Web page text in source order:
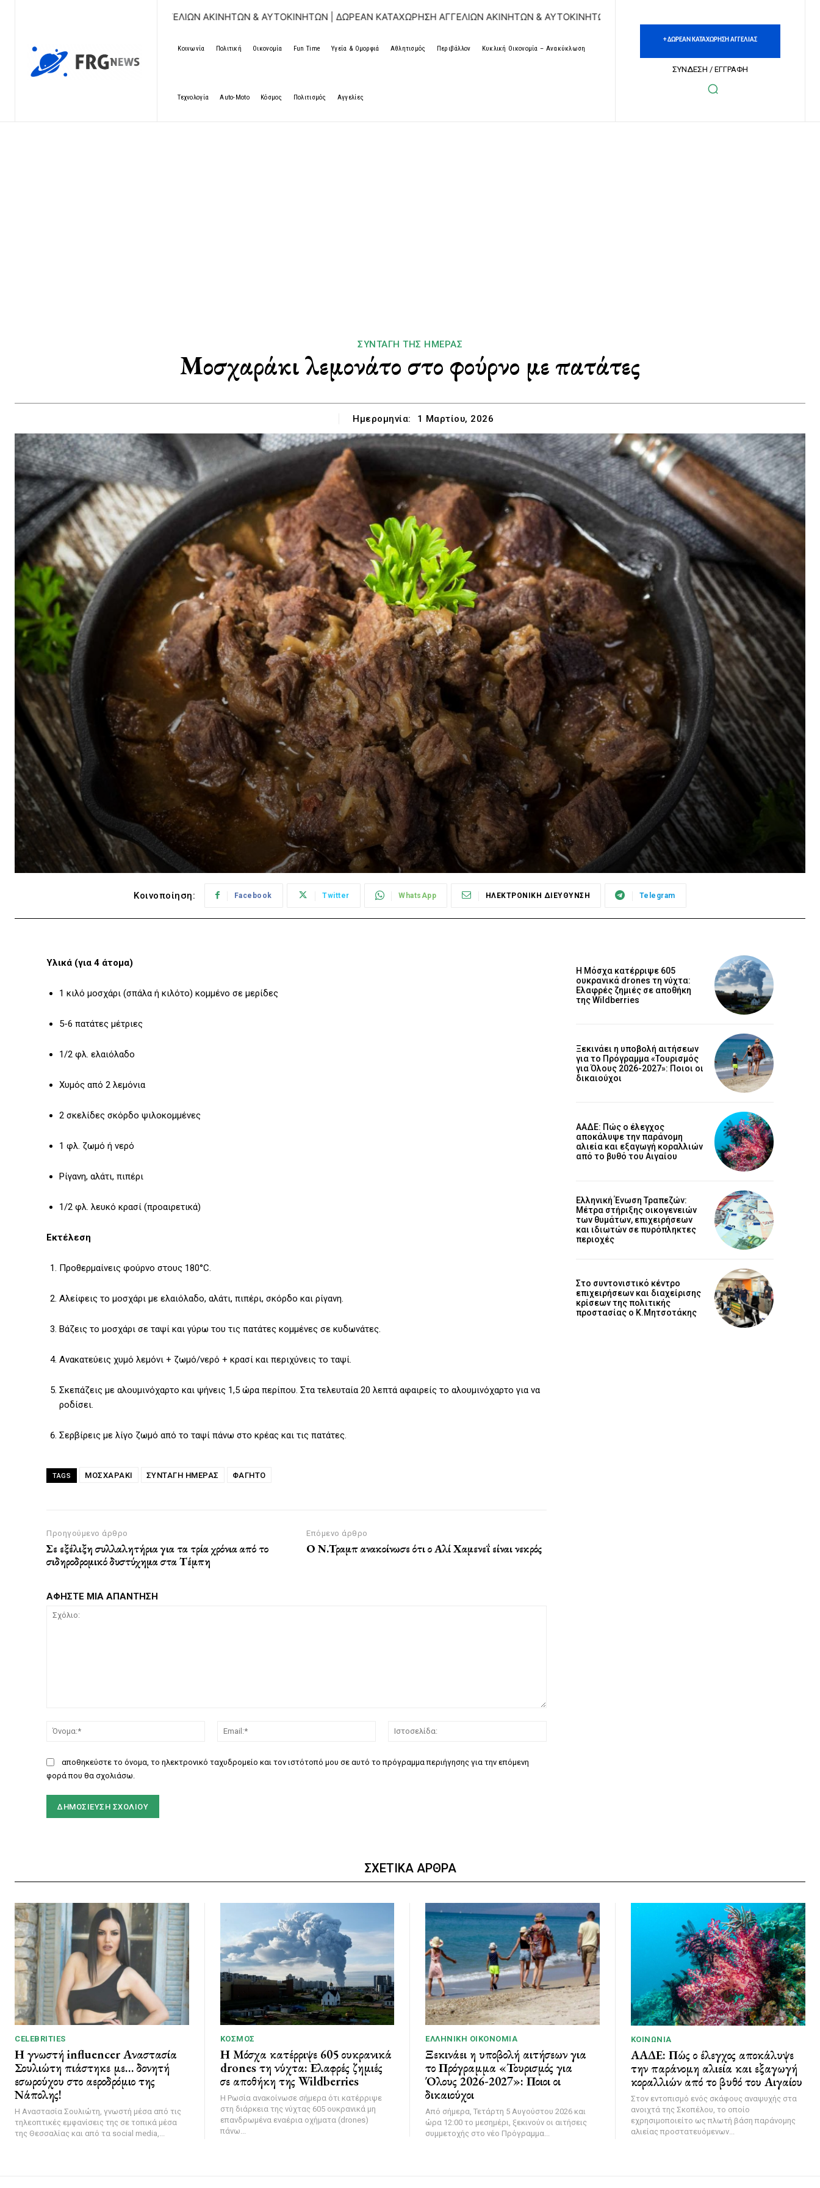
ΚΑΤΑΧΩΡΗΣΗ ΑΓΓΕΛΙΩΝ ΑΚΙΝΗΤΩΝ & ΑΥΤΟΚΙΝΗΤΩΝ | ΔΩΡΕΑΝ ΚΑΤΑΧΩΡΗΣΗ ΑΓΓΕΛΙΩΝ ΑΚΙΝΗΤΩΝ & ΑΥΤΟΚΙΝΗΤΩΝ | ΔΩΡΕΑΝ ΚΑΤΑΧΩΡΗΣΗ ΑΓΓΕΛΙΩΝ ΑΚΙΝΗΤΩΝ &
Κοινωνία Πολιτική Οικονομία Fun Time Υγεία & Ομορφιά Αθλητισμός Περιβάλλον Κυκλική Οικονομία – Ανακύκλωση
Τεχνολογία Auto-Moto Κόσμος Πολιτισμός Αγγελίες
+ ΔΩΡΕΑΝ ΚΑΤΑΧΩΡΗΣΗ ΑΓΓΕΛΙΑΣ
ΣΥΝΔΕΣΗ / ΕΓΓΡΑΦΗ
ΣΥΝΤΑΓΉ ΤΗΣ ΗΜΈΡΑΣ
Μοσχαράκι λεμονάτο στο φούρνο με πατάτες
Ημερομηνία: 1 Μαρτίου, 2026
Κοινοποίηση: Facebook Twitter WhatsApp ΗΛΕΚΤΡΟΝΙΚΗ ΔΙΕΥΘΥΝΣΗ Telegram
Υλικά (για 4 άτομα)
1 κιλό μοσχάρι (σπάλα ή κιλότο) κομμένο σε μερίδες
5-6 πατάτες μέτριες
1/2 φλ. ελαιόλαδο
Χυμός από 2 λεμόνια
2 σκελίδες σκόρδο ψιλοκομμένες
1 φλ. ζωμό ή νερό
Ρίγανη, αλάτι, πιπέρι
1/2 φλ. λευκό κρασί (προαιρετικά)
Εκτέλεση
Προθερμαίνεις φούρνο στους 180°C.
Αλείφεις το μοσχάρι με ελαιόλαδο, αλάτι, πιπέρι, σκόρδο και ρίγανη.
Βάζεις το μοσχάρι σε ταψί και γύρω του τις πατάτες κομμένες σε κυδωνάτες.
Ανακατεύεις χυμό λεμόνι + ζωμό/νερό + κρασί και περιχύνεις το ταψί.
Σκεπάζεις με αλουμινόχαρτο και ψήνεις 1,5 ώρα περίπου. Στα τελευταία 20 λεπτά αφαιρείς το αλουμινόχαρτο για να
ροδίσει.
Σερβίρεις με λίγο ζωμό από το ταψί πάνω στο κρέας και τις πατάτες.
TAGS ΜΟΣΧΑΡΆΚΙ ΣΥΝΤΑΓΗ ΗΜΕΡΑΣ ΦΑΓΗΤΌ
Προηγούμενο άρθρο
Σε εξέλιξη συλλαλητήρια για τα τρία χρόνια από το
σιδηροδρομικό δυστύχημα στα Τέμπη
Επόμενο άρθρο
Ο Ν.Τραμπ ανακοίνωσε ότι ο Αλί Χαμενεΐ είναι νεκρός
ΑΦΗΣΤΕ ΜΙΑ ΑΠΑΝΤΗΣΗ
Όνομα:*
Email:*
αποθηκεύστε το όνομα, το ηλεκτρονικό ταχυδρομείο και τον ιστότοπό μου σε αυτό το πρόγραμμα περιήγησης για την επόμενη
φορά που θα σχολιάσω.
Η Μόσχα κατέρριψε 605
ουκρανικά drones τη νύχτα:
Ελαφρές ζημιές σε αποθήκη
της Wildberries
Ξεκινάει η υποβολή αιτήσεων
για το Πρόγραμμα «Τουρισμός
για Όλους 2026-2027»: Ποιοι οι
δικαιούχοι
ΑΑΔΕ: Πώς ο έλεγχος
αποκάλυψε την παράνομη
αλιεία και εξαγωγή κοραλλιών
από το βυθό του Αιγαίου
Ελληνική Ένωση Τραπεζών:
Μέτρα στήριξης οικογενειών
των θυμάτων, επιχειρήσεων
και ιδιωτών σε πυρόπληκτες
περιοχές
Στο συντονιστικό κέντρο
επιχειρήσεων και διαχείρισης
κρίσεων της πολιτικής
προστασίας ο Κ.Μητσοτάκης
ΣΧΕΤΙΚΑ ΑΡΘΡΑ
CELEBRITIES
Η γνωστή influencer Αναστασία
Σουλιώτη πιάστηκε με… δονητή
εσωρούχου στο αεροδρόμιο της
Νάπολης!
Η Αναστασία Σουλιώτη, γνωστή μέσα από τις
τηλεοπτικές εμφανίσεις της σε τοπικά μέσα
της Θεσσαλίας και από τα social media,...
ΚΌΣΜΟΣ
Η Μόσχα κατέρριψε 605 ουκρανικά
drones τη νύχτα: Ελαφρές ζημιές
σε αποθήκη της Wildberries
Η Ρωσία ανακοίνωσε σήμερα ότι κατέρριψε
στη διάρκεια της νύχτας 605 ουκρανικά μη
επανδρωμένα εναέρια οχήματα (drones)
πάνω...
ΕΛΛΗΝΙΚΉ ΟΙΚΟΝΟΜΊΑ
Ξεκινάει η υποβολή αιτήσεων για
το Πρόγραμμα «Τουρισμός για
Όλους 2026-2027»: Ποιοι οι
δικαιούχοι
Από σήμερα, Τετάρτη 5 Αυγούστου 2026 και
ώρα 12:00 το μεσημέρι, ξεκινούν οι αιτήσεις
συμμετοχής στο νέο Πρόγραμμα...
ΚΟΙΝΩΝΊΑ
ΑΑΔΕ: Πώς ο έλεγχος αποκάλυψε
την παράνομη αλιεία και εξαγωγή
κοραλλιών από το βυθό του Αιγαίου
Στον εντοπισμό ενός σκάφους αναψυχής στα
ανοιχτά της Σκοπέλου, το οποίο
εχρησιμοποιείτο ως πλωτή βάση παράνομης
αλιείας προστατευόμενων...